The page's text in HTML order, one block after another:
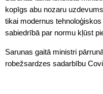
kopīgs abu nozaru
tikai modernus
sabiedrībā par normu kļūst
Sarunas gaitā ministri
robežsardzes sadarbību